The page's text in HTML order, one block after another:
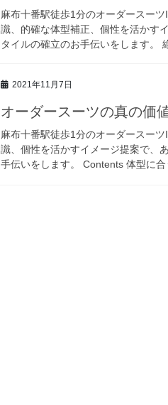
麻布十番駅徒歩1分のオーダースー
識、的確な体型補正、個性を活かす
タイルの確立のお手伝いをします。
2021年11月7日
オーダースーツの真の価
麻布十番駅徒歩1分のオーダースー
識、個性を活かすイメージ提案で、
手伝いをします。 Contents 体型に